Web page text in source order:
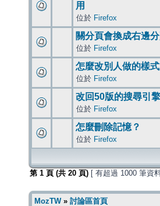
用
位於 Firefox
關分頁會換成右邊
位於 Firefox
怎麼改別人做的樣
位於 Firefox
改回50版的搜尋引
位於 Firefox
怎麼刪除記憶？
位於 Firefox
第 1 頁 (共 20 頁) [ 有超過 1000 筆資
MozTW» 討論區首頁